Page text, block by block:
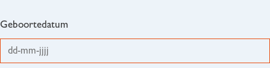
Geboortedatum